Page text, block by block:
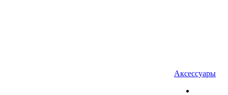
Аксессуары